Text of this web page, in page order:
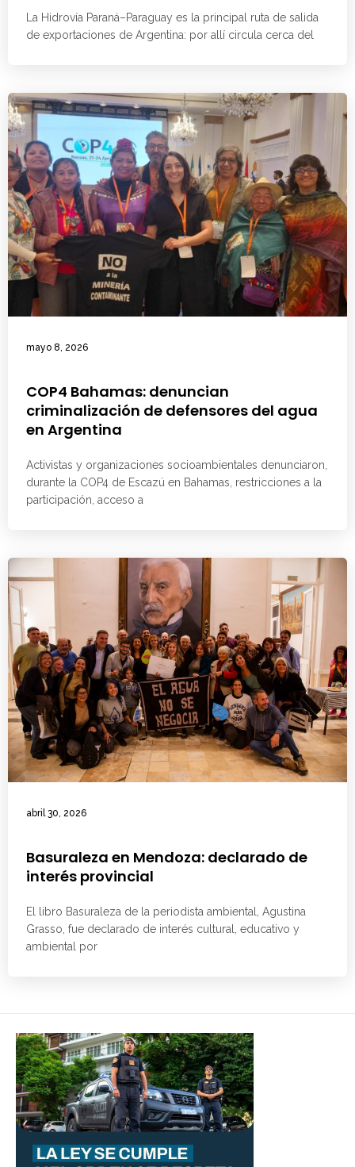
La Hidrovía Paraná–Paraguay es la principal ruta de salida
de exportaciones de Argentina: por allí circula cerca del
mayo 8, 2026
COP4 Bahamas: denuncian
criminalización de defensores del agua
en Argentina
Activistas y organizaciones socioambientales denunciaron,
durante la COP4 de Escazú en Bahamas, restricciones a la
participación, acceso a
abril 30, 2026
Basuraleza en Mendoza: declarado de
interés provincial
El libro Basuraleza de la periodista ambiental, Agustina
Grasso, fue declarado de interés cultural, educativo y
ambiental por